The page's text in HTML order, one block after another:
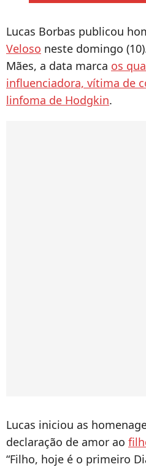
Lucas Borbas publicou
Veloso neste domingo
Mães, a data marca os
influenciadora, vítima de
linfoma de Hodgkin.
Lucas iniciou as
declaração de amor ao
“Filho, hoje é o primeiro